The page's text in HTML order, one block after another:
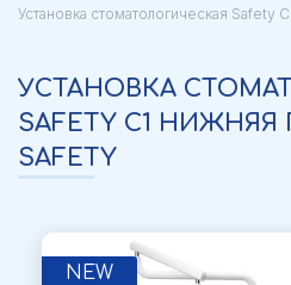
Установка стоматологическая Safety
УСТАНОВКА
SAFETY С1 НИЖНЯЯ
SAFETY
NEW